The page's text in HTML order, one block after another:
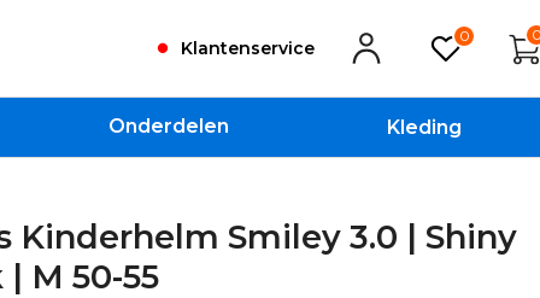
Klantenservice
0
Onderdelen Kleding
Kinderhelm Smiley 3.0 | Shiny
| M 50-55